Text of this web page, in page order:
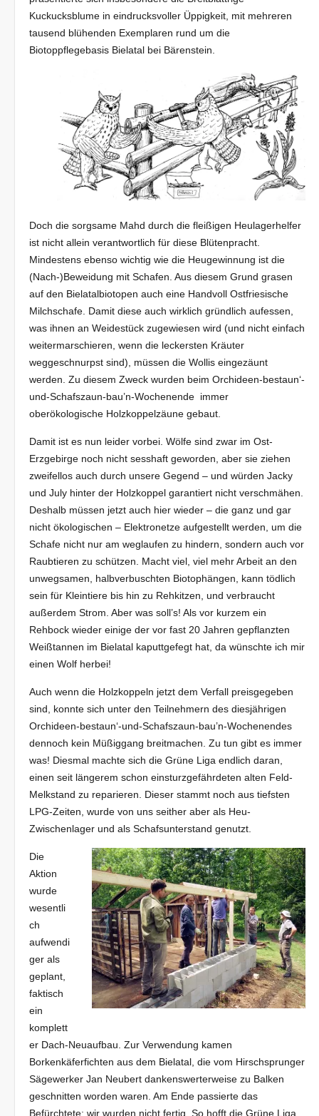
Kuckucksblume in eindrucksvoller Üppigkeit, mit mehreren
tausend blühenden Exemplaren rund um die
Biotoppflegebasis Bielatal bei Bärenstein.
Doch die sorgsame Mahd durch die fleißigen Heulagerhelfer
ist nicht allein verantwortlich für diese Blütenpracht.
Mindestens ebenso wichtig wie die Heugewinnung ist die
(Nach-)Beweidung mit Schafen. Aus diesem Grund grasen
auf den Bielatalbiotopen auch eine Handvoll Ostfriesische
Milchschafe. Damit diese auch wirklich gründlich aufessen,
was ihnen an Weidestück zugewiesen wird (und nicht einfach
weitermarschieren, wenn die leckersten Kräuter
weggeschnurpst sind), müssen die Wollis eingezäunt
werden. Zu diesem Zweck wurden beim Orchideen-bestaun‘-
und-Schafszaun-bau’n-Wochenende immer
oberökologische Holzkoppelzäune gebaut.
Damit ist es nun leider vorbei. Wölfe sind zwar im Ost-
Erzgebirge noch nicht sesshaft geworden, aber sie ziehen
zweifellos auch durch unsere Gegend – und würden Jacky
und July hinter der Holzkoppel garantiert nicht verschmähen.
Deshalb müssen jetzt auch hier wieder – die ganz und gar
nicht ökologischen – Elektronetze aufgestellt werden, um die
Schafe nicht nur am weglaufen zu hindern, sondern auch vor
Raubtieren zu schützen. Macht viel, viel mehr Arbeit an den
unwegsamen, halbverbuschten Biotophängen, kann tödlich
sein für Kleintiere bis hin zu Rehkitzen, und verbraucht
außerdem Strom. Aber was soll’s! Als vor kurzem ein
Rehbock wieder einige der vor fast 20 Jahren gepflanzten
Weißtannen im Bielatal kaputtgefegt hat, da wünschte ich mir
einen Wolf herbei!
Auch wenn die Holzkoppeln jetzt dem Verfall preisgegeben
sind, konnte sich unter den Teilnehmern des diesjährigen
Orchideen-bestaun‘-und-Schafszaun-bau’n-Wochenendes
dennoch kein Müßiggang breitmachen. Zu tun gibt es immer
was! Diesmal machte sich die Grüne Liga endlich daran,
einen seit längerem schon einsturzgefährdeten alten Feld-
Melkstand zu reparieren. Dieser stammt noch aus tiefsten
LPG-Zeiten, wurde von uns seither aber als Heu-
Zwischenlager und als Schafsunterstand genutzt.
Die
Aktion
wurde
wesentli
ch
aufwendi
ger als
geplant,
faktisch
ein
komplett
er Dach-Neuaufbau. Zur Verwendung kamen
Borkenkäferfichten aus dem Bielatal, die vom Hirschsprunger
Sägewerker Jan Neubert dankenswerterweise zu Balken
geschnitten worden waren. Am Ende passierte das
Befürchtete: wir wurden nicht fertig. So hofft die Grüne Liga